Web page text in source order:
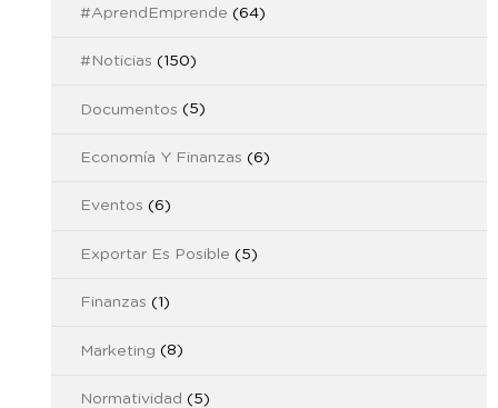
#AprendEmprende (64)
#Noticias (150)
Documentos (5)
Economía Y Finanzas (6)
Eventos (6)
Exportar Es Posible (5)
Finanzas (1)
Marketing (8)
Normatividad (5)